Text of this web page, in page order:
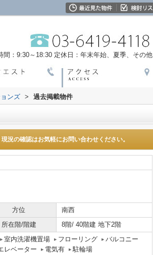
間：9:30～18:30 定休日：年末年始、夏季、その他
ンズ > 過去掲載物件
現況の確認はお気軽にお問い合わせください。
方位
南西
所在階/階建 8階/ 40階建 地下2階
室内洗濯機置場 フローリング
バルコニー
レベーター 電気有
駐輪場